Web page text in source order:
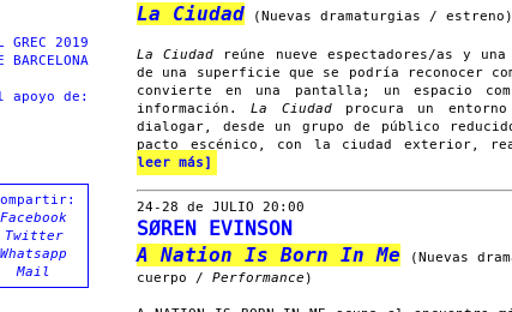
GREC 2019
BARCELONA
apoyo de:
Facebook
Twitter
Whatsapp
Mail
La Ciudad (Nuevas dramaturgias / estreno)
La Ciudad reúne nueve espectadores/as y una
de una superficie que se podría reconocer
convierte en una pantalla; un espacio
información.La Ciudadprocura un entorno
dialogar, desde un grupo de público
pacto escénico, con la ciudad exterior,
leer más]
24-28 de JULIO 20:00
SØREN EVINSON
A Nation Is Born In Me
(Nuevas
cuerpo / Performance )